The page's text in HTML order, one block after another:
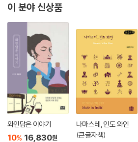
이 분야 신상품
와인담은 이야기
10% 16,830원
나마스테, 인도 와인
(큰글자책)